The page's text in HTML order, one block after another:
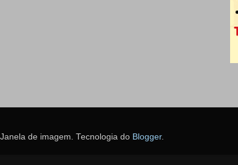
de imagem. Tecnologia do Blogger.